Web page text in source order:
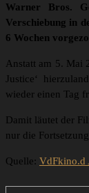
Warner Bros.
Verschiebung in
6 Wochen
Anstatt am 5. Mai
Justice‘
wieder einen Tag
Damit läutet der
nur die
Quelle: VdFkino.d